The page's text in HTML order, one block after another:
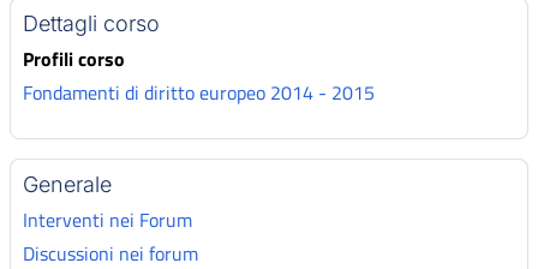
Profilo utente
Blocchi di contenuto principale
Dettagli corso
Profili corso
Fondamenti di diritto europeo 2014 - 2015
Generale
Interventi nei Forum
Discussioni nei forum